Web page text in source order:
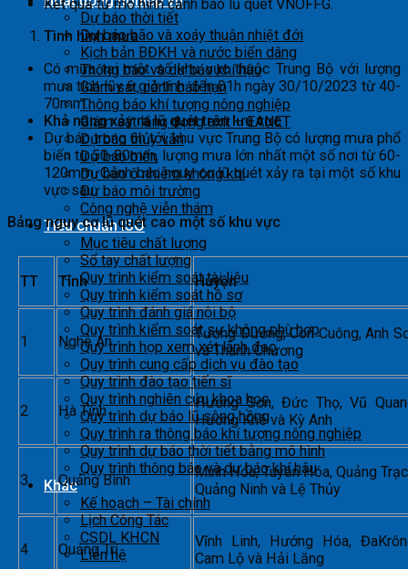
Dự báo thời tiết
Dự báo bão và xoáy thuận nhiệt đới
Kịch bản BĐKH và nước biển dâng
Thông báo và dự báo khí hậu
Giám sát, cảnh báo hạn
Thông báo khí tượng nông nghiệp
Giám sát lắng đọng axít – EANET
Dự báo thủy văn
Dự báo biển
Dự báo ô nhiễm không khí
Dự báo môi trường
Công nghệ viễn thám
Tiêu chuẩn ISO
Mục tiêu chất lượng
Sổ tay chất lượng
Quy trình kiểm soát tài liệu
Quy trình kiểm soát hồ sơ
Quy trình đánh giá nội bộ
Quy trình kiểm soát sự không phù hợp
Quy trình họp xem xét lãnh đạo
Quy trình cung cấp dịch vụ đào tạo
Quy trình đào tạo tiến sĩ
Quy trình nghiên cứu khoa học
Quy trình dự báo lũ sông hồng
Quy trình ra thông báo khí tượng nông nghiệp
Quy trình dự báo thời tiết bằng mô hình
Quy trình thông báo và dự báo khí hậu
Khác
Kế hoạch – Tài chính
Lịch Công Tác
CSDL KHCN
Liên hệ
Kết quả từ mô hình cảnh báo lũ quét VNOFFG.
Tình hình mưa
Có mưa tại một số khu vực thuộc Trung Bộ với lượng
mưa tích lũy 6 giờ tính đến 01h ngày 30/10/2023 từ 40-
70mm.
Khả năng xảy ra lũ quét trên lưu vực
Dự báo trong 6h tới, khu vực Trung Bộ có lượng mưa phổ
biến từ 50-80mm, lượng mưa lớn nhất một số nơi từ 60-
120mm. Cảnh báo nguy cơ lũ quét xảy ra tại một số khu
vực sau:
Bảng nguy cơ lũ quét cao một số khu vực
TT Tỉnh Huyện
1 Nghệ An
Tương Dương, Con Cuông, Anh
và Thanh Chương
2 Hà Tĩnh
Hương Sơn, Đức Thọ, Vũ
Hương Khê và Kỳ Anh
3 Quảng Bình
Minh Hóa, Tuyên Hóa, Quảng
Quảng Ninh và Lệ Thủy
4 Quảng Trị
Vĩnh Linh, Hướng Hóa,
Cam Lộ và Hải Lăng